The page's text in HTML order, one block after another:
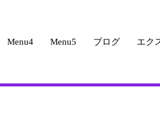
Menu4 Menu5 ブログ エク